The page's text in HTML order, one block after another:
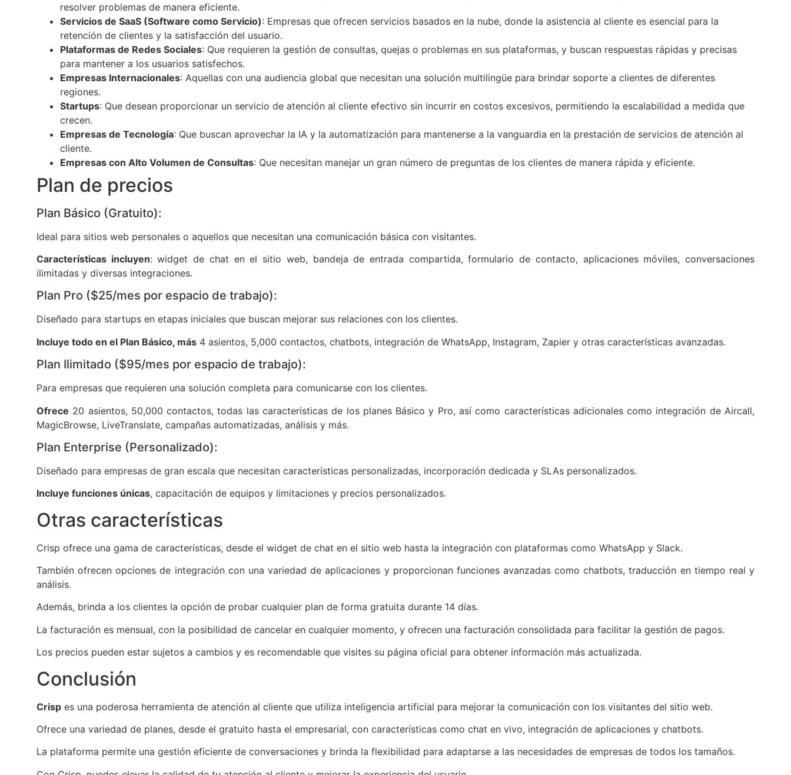
resolver problemas de manera eficiente.
Servicios de SaaS (Software como Servicio): Empresas que ofrecen servicios basados en la nube, donde la asistencia al cliente es esencial para la
retención de clientes y la satisfacción del usuario.
Plataformas de Redes Sociales: Que requieren la gestión de consultas, quejas o problemas en sus plataformas, y buscan respuestas rápidas y precisas
para mantener a los usuarios satisfechos.
Empresas Internacionales: Aquellas con una audiencia global que necesitan una solución multilingüe para brindar soporte a clientes de diferentes
regiones.
Startups: Que desean proporcionar un servicio de atención al cliente efectivo sin incurrir en costos excesivos, permitiendo la escalabilidad a medida que
crecen.
Empresas de Tecnología: Que buscan aprovechar la IA y la automatización para mantenerse a la vanguardia en la prestación de servicios de atención al
cliente.
Empresas con Alto Volumen de Consultas: Que necesitan manejar un gran número de preguntas de los clientes de manera rápida y eficiente.
Plan de precios
Plan Básico (Gratuito):
Ideal para sitios web personales o aquellos que necesitan una comunicación básica con visitantes.
Características incluyen: widget de chat en el sitio web, bandeja de entrada compartida, formulario de contacto, aplicaciones móviles, conversaciones
ilimitadas y diversas integraciones.
Plan Pro ($25/mes por espacio de trabajo):
Diseñado para startups en etapas iniciales que buscan mejorar sus relaciones con los clientes.
Incluye todo en el Plan Básico, más 4 asientos, 5,000 contactos, chatbots, integración de WhatsApp, Instagram, Zapier y otras características avanzadas.
Plan Ilimitado ($95/mes por espacio de trabajo):
Para empresas que requieren una solución completa para comunicarse con los clientes.
Ofrece 20 asientos, 50,000 contactos, todas las características de los planes Básico y Pro, así como características adicionales como integración de Aircall,
MagicBrowse, LiveTranslate, campañas automatizadas, análisis y más.
Plan Enterprise (Personalizado):
Diseñado para empresas de gran escala que necesitan características personalizadas, incorporación dedicada y SLAs personalizados.
Incluye funciones únicas, capacitación de equipos y limitaciones y precios personalizados.
Otras características
Crisp ofrece una gama de características, desde el widget de chat en el sitio web hasta la integración con plataformas como WhatsApp y Slack.
También ofrecen opciones de integración con una variedad de aplicaciones y proporcionan funciones avanzadas como chatbots, traducción en tiempo real y
análisis.
Además, brinda a los clientes la opción de probar cualquier plan de forma gratuita durante 14 días.
La facturación es mensual, con la posibilidad de cancelar en cualquier momento, y ofrecen una facturación consolidada para facilitar la gestión de pagos.
Los precios pueden estar sujetos a cambios y es recomendable que visites su página oficial para obtener información más actualizada.
Conclusión
Crisp es una poderosa herramienta de atención al cliente que utiliza inteligencia artificial para mejorar la comunicación con los visitantes del sitio web.
Ofrece una variedad de planes, desde el gratuito hasta el empresarial, con características como chat en vivo, integración de aplicaciones y chatbots.
La plataforma permite una gestión eficiente de conversaciones y brinda la flexibilidad para adaptarse a las necesidades de empresas de todos los tamaños.